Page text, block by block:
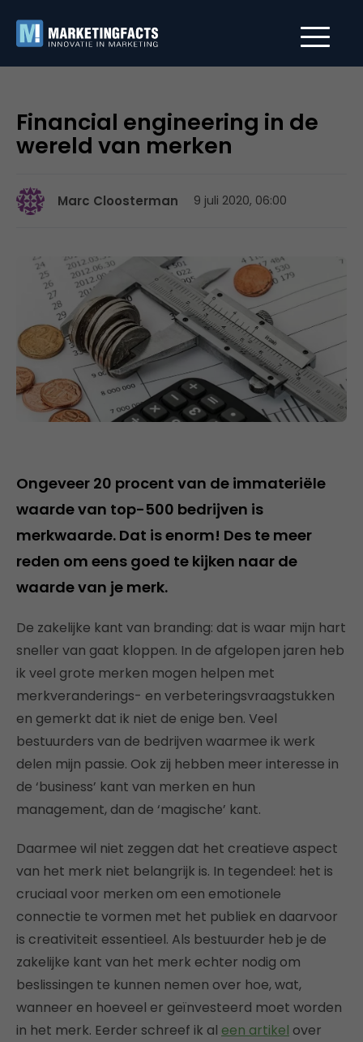
Financial engineering in de
wereld van merken
Marc Cloosterman 9 juli 2020, 06:00
Ongeveer 20 procent van de immateriële
waarde van top-500 bedrijven is
merkwaarde. Dat is enorm! Des te meer
reden om eens goed te kijken naar de
waarde van je merk.
De zakelijke kant van branding: dat is waar mijn hart
sneller van gaat kloppen. In de afgelopen jaren heb
ik veel grote merken mogen helpen met
merkveranderings- en verbeteringsvraagstukken
en gemerkt dat ik niet de enige ben. Veel
bestuurders van de bedrijven waarmee ik werk
delen mijn passie. Ook zij hebben meer interesse in
de ‘business’ kant van merken en hun
management, dan de ‘magische’ kant.
Daarmee wil niet zeggen dat het creatieve aspect
van het merk niet belangrijk is. In tegendeel: het is
cruciaal voor merken om een emotionele
connectie te vormen met het publiek en daarvoor
is creativiteit essentieel. Als bestuurder heb je de
zakelijke kant van het merk echter nodig om
beslissingen te kunnen nemen over hoe, wat,
wanneer en hoeveel er geïnvesteerd moet worden
in het merk. Eerder schreef ik al een artikel over